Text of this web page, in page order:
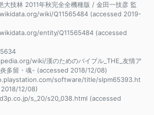
大技林 2011年秋完全全機種版 / 金田一技彦 監
wiki/Q11565484 (accessed 2019-
entity/Q11565484 (accessed
wiki/漢のためのバイブル_THE_友情ア
炎多留・魂- (accessed 2018/12/08)
software/title/slpm65393.ht
12/08)
s_20/s20_038.html (accessed